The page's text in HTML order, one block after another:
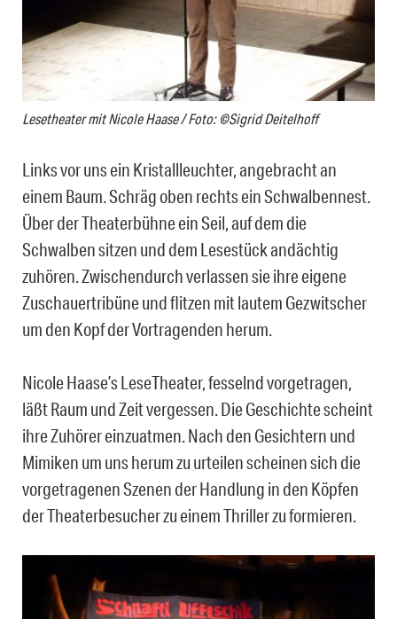
Lesetheater mit Nicole Haase / Foto: ©Sigrid Deitelhoff
Links vor uns ein Kristallleuchter, angebracht an
einem Baum. Schräg oben rechts ein Schwalbennest.
Über der Theaterbühne ein Seil, auf dem die
Schwalben sitzen und dem Lesestück andächtig
zuhören. Zwischendurch verlassen sie ihre eigene
Zuschauertribüne und flitzen mit lautem Gezwitscher
um den Kopf der Vortragenden herum.
Nicole Haase’s LeseTheater, fesselnd vorgetragen,
läßt Raum und Zeit vergessen. Die Geschichte scheint
ihre Zuhörer einzuatmen. Nach den Gesichtern und
Mimiken um uns herum zu urteilen scheinen sich die
vorgetragenen Szenen der Handlung in den Köpfen
der Theaterbesucher zu einem Thriller zu formieren.